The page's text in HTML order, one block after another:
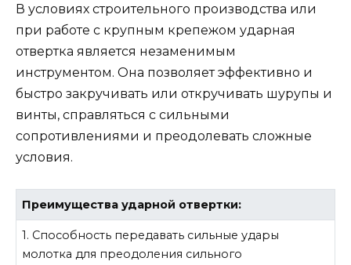
В условиях строительного производства или
при работе с крупным крепежом ударная
отвертка является незаменимым
инструментом. Она позволяет эффективно и
быстро закручивать или откручивать шурупы и
винты, справляться с сильными
сопротивлениями и преодолевать сложные
условия.
Преимущества ударной отвертки:
1. Способность передавать сильные удары
молотка для преодоления сильного